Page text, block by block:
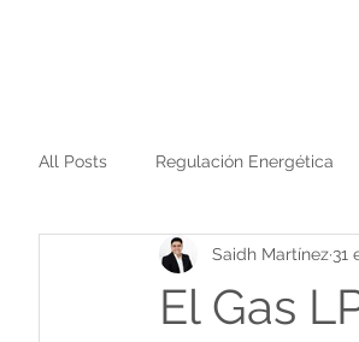
All Posts Regulación Energética
Sector hidrocarburos en México
El Gas
Saidh Martínez 31